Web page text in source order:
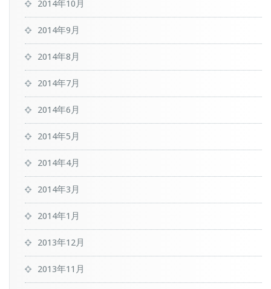
2014年10月
2014年9月
2014年8月
2014年7月
2014年6月
2014年5月
2014年4月
2014年3月
2014年1月
2013年12月
2013年11月